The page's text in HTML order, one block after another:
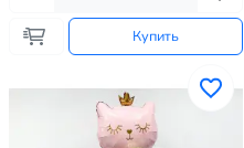
Купить